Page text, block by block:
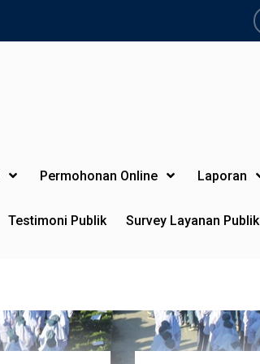
Permohonan Online Laporan
Testimoni Publik Survey Layanan Publik